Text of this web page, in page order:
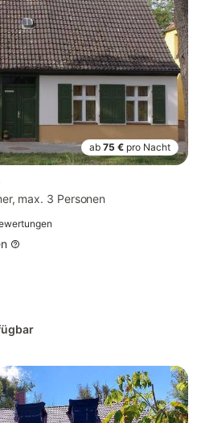
ab 75 € pro Nacht
max. 3 Personen